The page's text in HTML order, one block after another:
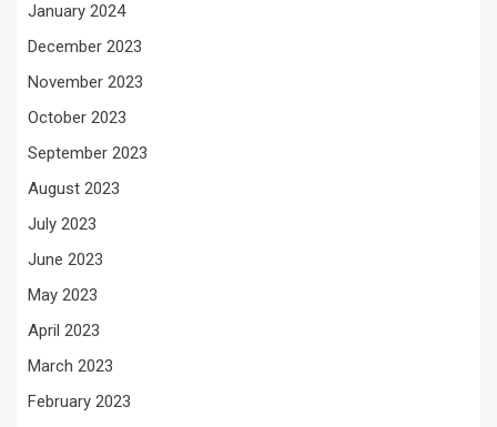
January 2024
December 2023
November 2023
October 2023
September 2023
August 2023
July 2023
June 2023
May 2023
April 2023
March 2023
February 2023